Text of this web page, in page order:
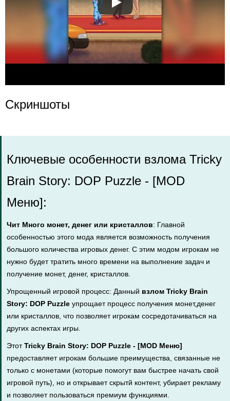
Скриншоты
Ключевые особенности взлома Tricky
Brain Story: DOP Puzzle - [MOD
Меню]:
Чит Много монет, денег или кристаллов: Главной
особенностью этого мода является возможность получения
большого количества игровых денег. С этим модом игрокам не
нужно будет тратить много времени на выполнение задач и
получение монет, денег, кристаллов.
Упрощенный игровой процесс: Данный взлом Tricky Brain
Story: DOP Puzzle упрощает процесс получения монет,денег
или кристаллов, что позволяет игрокам сосредотачиваться на
других аспектах игры.
ЭтотTricky Brain Story: DOP Puzzle - [MOD Меню]
предоставляет игрокам большие преимущества, связанные не
только с монетами (которые помогут вам быстрее начать свой
игровой путь), но и открывает скрытй контент, убирает рекламу
и позволяет пользоваться премиум функциями.